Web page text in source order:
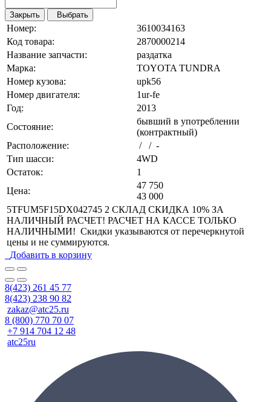
Закрыть Выбрать
Номер:
3610034163
Код товара:
2870000214
Название запчасти:
раздатка
Марка:
TOYOTA TUNDRA
Номер кузова:
upk56
Номер двигателя:
1ur-fe
Год:
2013
Состояние:
бывший в употреблении
(контрактный)
Расположение:
/ / -
Тип шасси:
4WD
Остаток:
1
Цена:
47 750
43 000
5TFUM5F15DX042745 2 СКЛАД СКИДКА 10% ЗА
НАЛИЧНЫЙ РАСЧЕТ! РАСЧЕТ НА КАССЕ ТОЛЬКО
НАЛИЧНЫМИ! Скидки указываются от перечеркнутой
цены и не суммируются.
Добавить в корзину
8(423) 261 45 77
8(423) 238 90 82
zakaz@atc25.ru
8 (800) 770 70 07
+7 914 704 12 48
atc25ru